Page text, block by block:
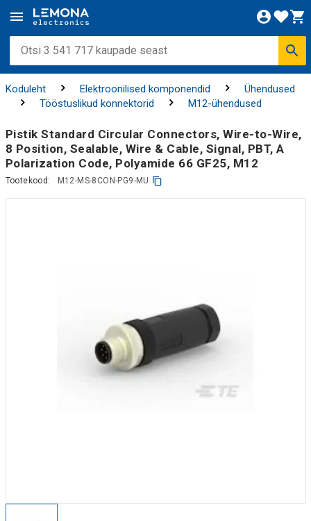
Koduleht Elektroonilised komponendid
Ühendused
Tööstuslikud konnektorid
M12-ühendused
Pistik Standard Circular Connectors, Wire-to-Wire,
8 Position, Sealable, Wire & Cable, Signal, PBT, A
Polarization Code, Polyamide 66 GF25, M12
Tootekood: M12-MS-8CON-PG9-MU